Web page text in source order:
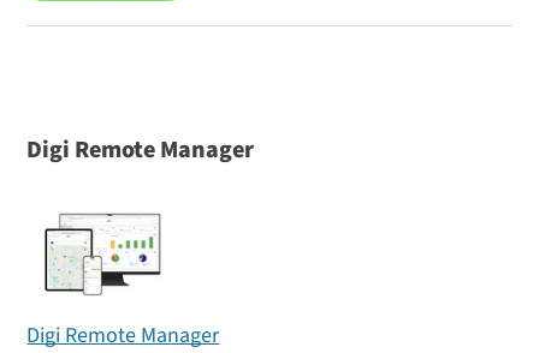
Digi Remote Manager
Digi Remote Manager